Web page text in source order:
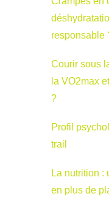
responsable
Courir sous
la VO2max
?
Profil
trail
La nutrition :
en plus de